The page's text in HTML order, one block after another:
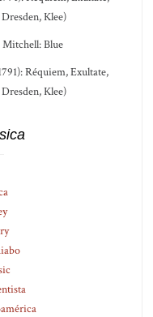
Klee)
Blue
Réquiem, Exultate,
Klee)